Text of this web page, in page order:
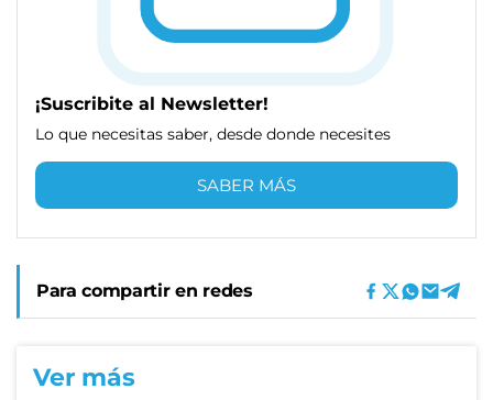
¡Suscribite al Newsletter!
Lo que necesitas saber, desde donde necesites
SABER MÁS
Para compartir en redes
Ver más